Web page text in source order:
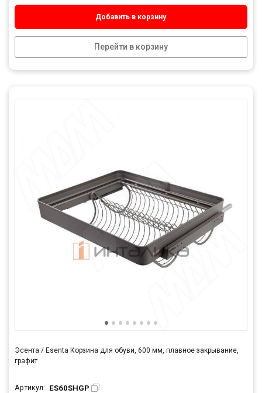
Добавить в корзину
Перейти в корзину
Эсента / Esenta Корзина для обуви, 600 мм, плавное закрывание,
графит
Артикул: ES60SHGP